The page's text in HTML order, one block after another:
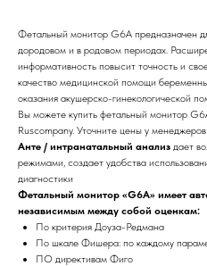
Фетальный монитор G6A предназначен
дородовом и в родовом периодах.
информативность повысит точность и
качество медицинской помощи
оказания акушерско-гинекологической
Вы можете купить фетальный монитор
Ruscompany. Уточните цены у
Анте / интранатальный анализ дает
режимами, создает удобства
диагностики
Фетальный монитор «G6A» имеет
независимым между собой оценкам:
По критерия Доуза-Редмана
По шкале Фишера: по каждому
ПО директивам Фиго